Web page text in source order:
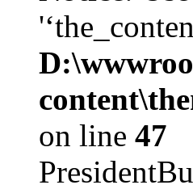
on line 47